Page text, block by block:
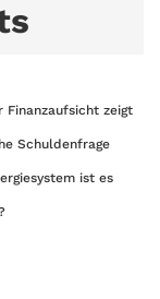
zeigt
Schuldenfrage
ist es